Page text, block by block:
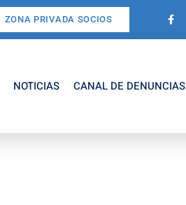
ZONA PRIVADA SOCIOS
NOTICIAS CANAL DE DENUNCIAS